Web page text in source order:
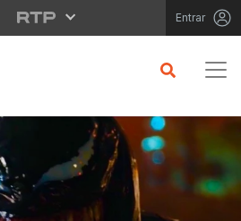
Entrar